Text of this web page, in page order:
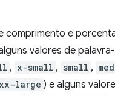
comprimento e
valores de
, x-small , small ,
xx-large ) e alguns